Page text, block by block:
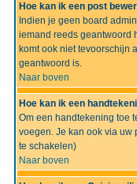
Hoe kan ik een post
Indien je geen board
iemand reeds geantwoord
komt ook niet tevoorschijn
geantwoord is.
Naar boven
Hoe kan ik een
Om een handtekening toe
voegen. Je kan ook via uw
te schakelen)
Naar boven